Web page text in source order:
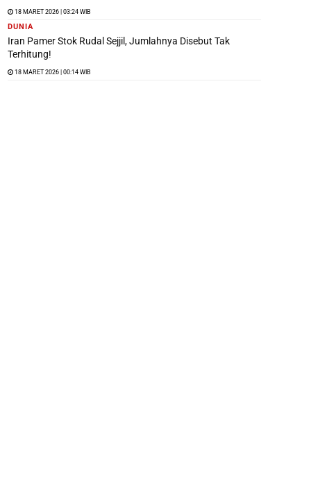
18 MARET 2026 | 03:24 WIB
DUNIA
Iran Pamer Stok Rudal Sejjil, Jumlahnya Disebut Tak
Terhitung!
18 MARET 2026 | 00:14 WIB